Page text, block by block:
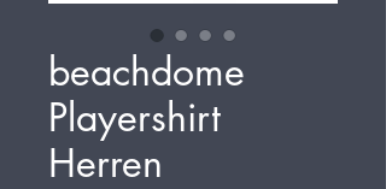
beachdome
Playershirt
Herren